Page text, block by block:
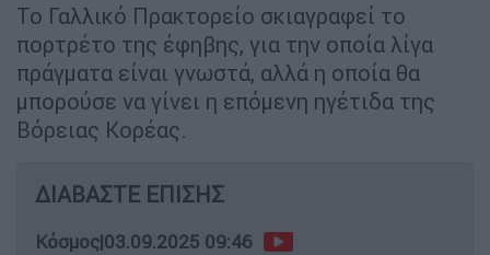
Το Γαλλικό Πρακτορείο σκιαγραφεί το
πορτρέτο της έφηβης, για την οποία λίγα
πράγματα είναι γνωστά, αλλά η οποία θα
μπορούσε να γίνει η επόμενη ηγέτιδα της
Βόρειας Κορέας.
ΔΙΑΒΑΣΤΕ ΕΠΙΣΗΣ
Κόσμος|03.09.2025 09:46